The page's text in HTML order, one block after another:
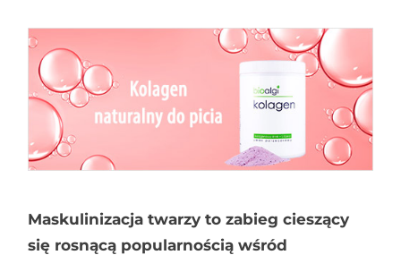
Maskulinizacja twarzy to zabieg cieszący
się rosnącą popularnością wśród